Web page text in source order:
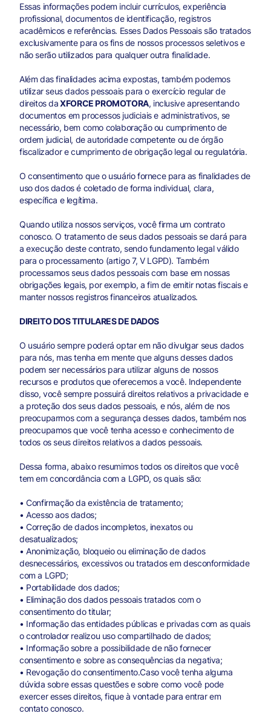
Essas informações podem incluir currículos, experiência
profissional, documentos de identificação, registros
acadêmicos e referências. Esses Dados Pessoais são tratados
exclusivamente para os fins de nossos processos seletivos e
não serão utilizados para qualquer outra finalidade.
Além das finalidades acima expostas, também podemos
utilizar seus dados pessoais para o exercício regular de
direitos daXFORCE PROMOTORA, inclusive apresentando
documentos em processos judiciais e administrativos, se
necessário, bem como colaboração ou cumprimento de
ordem judicial, de autoridade competente ou de órgão
fiscalizador e cumprimento de obrigação legal ou regulatória.
O consentimento que o usuário fornece para as finalidades de
uso dos dados é coletado de forma individual, clara,
específica e legítima.
Quando utiliza nossos serviços, você firma um contrato
conosco. O tratamento de seus dados pessoais se dará para
a execução deste contrato, sendo fundamento legal válido
para o processamento (artigo 7, V LGPD). Também
processamos seus dados pessoais com base em nossas
obrigações legais, por exemplo, a fim de emitir notas fiscais e
manter nossos registros financeiros atualizados.
DIREITO DOS TITULARES DE DADOS
O usuário sempre poderá optar em não divulgar seus dados
para nós, mas tenha em mente que alguns desses dados
podem ser necessários para utilizar alguns de nossos
recursos e produtos que oferecemos a você. Independente
disso, você sempre possuirá direitos relativos a privacidade e
a proteção dos seus dados pessoais, e nós, além de nos
preocuparmos com a segurança desses dados, também nos
preocupamos que você tenha acesso e conhecimento de
todos os seus direitos relativos a dados pessoais.
Dessa forma, abaixo resumimos todos os direitos que você
tem em concordância com a LGPD, os quais são:
• Confirmação da existência de tratamento;
• Acesso aos dados;
• Correção de dados incompletos, inexatos ou
desatualizados;
• Anonimização, bloqueio ou eliminação de dados
desnecessários, excessivos ou tratados em desconformidade
com a LGPD;
• Portabilidade dos dados;
• Eliminação dos dados pessoais tratados com o
consentimento do titular;
• Informação das entidades públicas e privadas com as quais
o controlador realizou uso compartilhado de dados;
• Informação sobre a possibilidade de não fornecer
consentimento e sobre as consequências da negativa;
• Revogação do consentimento.Caso você tenha alguma
dúvida sobre essas questões e sobre como você pode
exercer esses direitos, fique à vontade para entrar em
contato conosco.